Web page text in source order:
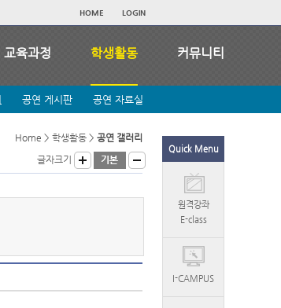
HOME LOGIN
교육과정 학생활동
공연 게시판 공연 자료실
커뮤니티
글자크기
Home > 학생활동 > 공연 갤러리
Quick Menu
원격강좌
E-class
I-CAMPUS